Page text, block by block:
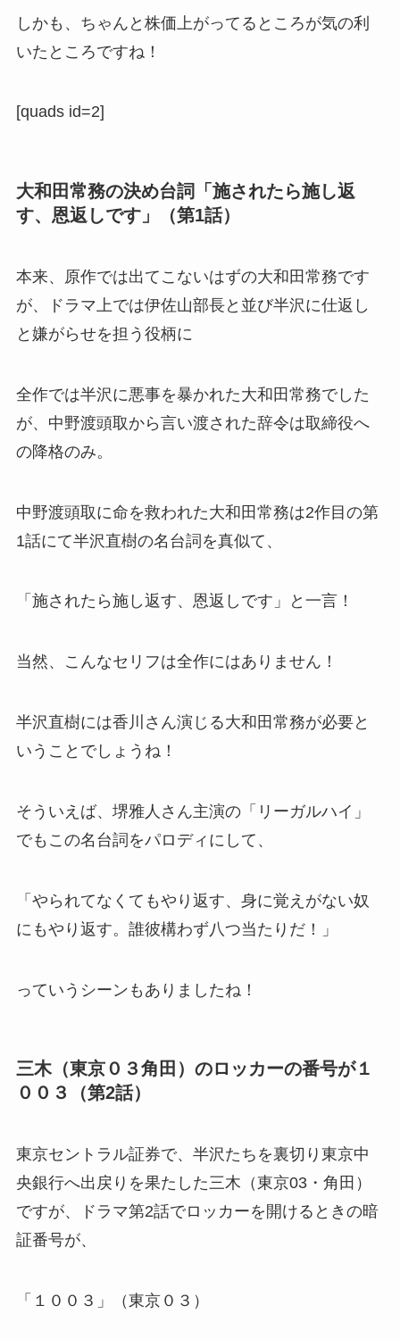
しかも、ちゃんと株価上がってるところが気の利
いたところですね！
[quads id=2]
大和田常務の決め台詞「施されたら施し返
す、恩返しです」（第1話）
本来、原作では出てこないはずの大和田常務です
が、ドラマ上では伊佐山部長と並び半沢に仕返し
と嫌がらせを担う役柄に
全作では半沢に悪事を暴かれた大和田常務でした
が、中野渡頭取から言い渡された辞令は取締役へ
の降格のみ。
中野渡頭取に命を救われた大和田常務は2作目の第
1話にて半沢直樹の名台詞を真似て、
「施されたら施し返す、恩返しです」と一言！
当然、こんなセリフは全作にはありません！
半沢直樹には香川さん演じる大和田常務が必要と
いうことでしょうね！
そういえば、堺雅人さん主演の「リーガルハイ」
でもこの名台詞をパロディにして、
「やられてなくてもやり返す、身に覚えがない奴
にもやり返す。誰彼構わず八つ当たりだ！」
っていうシーンもありましたね！
三木（東京０３角田）のロッカーの番号が１
００３（第2話）
東京セントラル証券で、半沢たちを裏切り東京中
央銀行へ出戻りを果たした三木（東京03・角田）
ですが、ドラマ第2話でロッカーを開けるときの暗
証番号が、
「１００３」（東京０３）